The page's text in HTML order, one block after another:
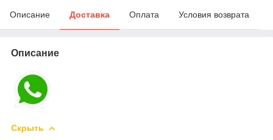
Описание Доставка Оплата Условия возврата
Описание
Скрыть